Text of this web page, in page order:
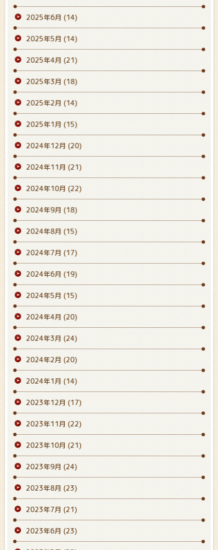
2025年6月 (14)
2025年5月 (14)
2025年4月 (21)
2025年3月 (18)
2025年2月 (14)
2025年1月 (15)
2024年12月 (20)
2024年11月 (21)
2024年10月 (22)
2024年9月 (18)
2024年8月 (15)
2024年7月 (17)
2024年6月 (19)
2024年5月 (15)
2024年4月 (20)
2024年3月 (24)
2024年2月 (20)
2024年1月 (14)
2023年12月 (17)
2023年11月 (22)
2023年10月 (21)
2023年9月 (24)
2023年8月 (23)
2023年7月 (21)
2023年6月 (23)